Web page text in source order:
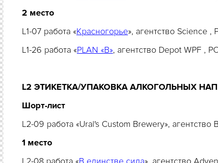
2 место
L1-07 работа «Красногорье», агентство Science
L1-26 работа «PLAN «B», агентство Depot WPF ,
L2 ЭТИКЕТКА/УПАКОВКА АЛКОГОЛЬНЫХ
Шорт-лист
L2-09 работа «Ural's Custom Brewery»,
1 место